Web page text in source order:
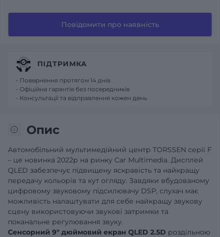
Повідомити про наявність
Опис
Автомобільний мультимедійний центр TORSSEN серії F
– це новинка 2022р на ринку Car Multimedia. Дисплей
QLED забезпечує підвищену яскравість та найкращу
передачу кольорів та кут огляду. Завдяки вбудованому
цифровому звуковому підсилювачу DSP, слухач має
можливість налаштувати для себе найкращу звукову
сцену використовуючи звукові затримки та
поканальне регулювання звуку.
Сенсорний 9" дюймовий екран QLED 2.5D роздільною
ПІДТРИМКА
- Повернення протягом 14 днів
- Офіційна гарантія без посередників
- Консультації та відправлення кожен день